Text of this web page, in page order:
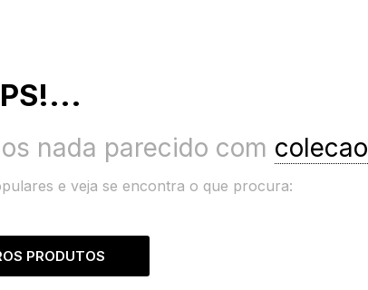
nada parecido com colecao
e veja se encontra o que procura:
PRODUTOS